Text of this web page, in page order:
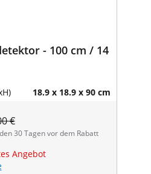
- 100 cm / 14
18.9 x 18.9 x 90 cm
€
30 Tagen vor dem Rabatt
Angebot